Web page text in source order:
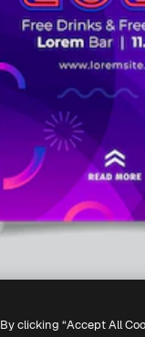
By clicking “Accept All